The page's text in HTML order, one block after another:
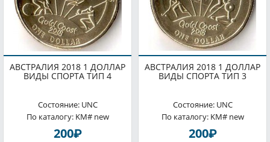
АВСТРАЛИЯ 2018 1 ДОЛЛАР
ВИДЫ СПОРТА ТИП 4
Состояние: UNC
По каталогу: KM# new
200P
АВСТРАЛИЯ 2018 1 ДОЛЛАР
ВИДЫ СПОРТА ТИП 3
Состояние: UNC
По каталогу: KM# new
200P